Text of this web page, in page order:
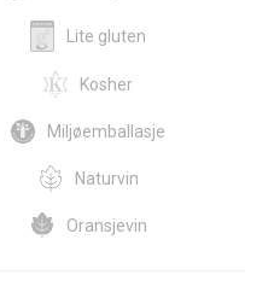
Lite gluten
Kosher
Miljøemballasje
Naturvin
Oransjevin